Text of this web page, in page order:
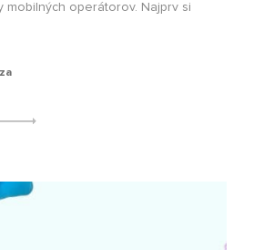
mobilných operátorov. Najprv si